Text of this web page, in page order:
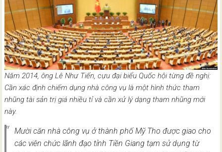
Năm 2014, ông Lê Như Tiến, cựu đại biểu Quốc hội từng đề nghị:
Cần xác định chiếm dụng nhà công vụ là một hình thức tham
nhũng tài sản trị giá nhiều tỉ và cần xử lý dạng tham nhũng mới
này.
Mười căn nhà công vụ ở thành phố Mỹ Tho được giao cho
các viên chức lãnh đạo tỉnh Tiền Giang tạm sử dụng từ